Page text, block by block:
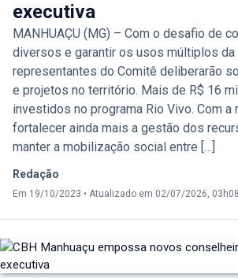
executiva
MANHUAÇU (MG) – Com o desafio de
diversos e garantir os usos múltiplos da
representantes do Comitê deliberarão
e projetos no território. Mais de R$ 16
investidos no programa Rio Vivo. Com a
fortalecer ainda mais a gestão dos
manter a mobilização social entre […]
Redação
Em 19/10/2023 • Atualizado em 02/07/2026, 03h08